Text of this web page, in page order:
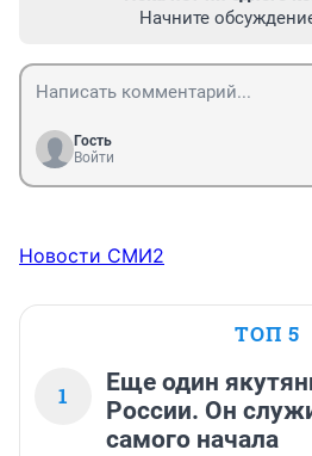
Начните
Гость
Войти
Новости СМИ2
ТОП 5
1
Еще один
России. Он
самого начала